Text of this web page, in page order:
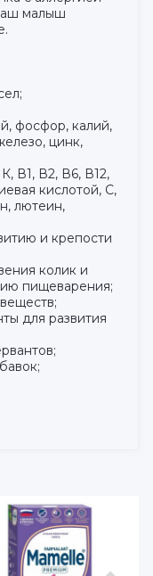
малыш
фосфор, калий,
цинк,
В1, В2, В6, В12,
кислотой, С,
лютеин,
и крепости
колик и
пищеварения;
для развития